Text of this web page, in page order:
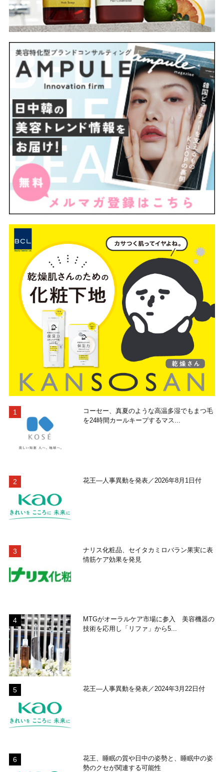
コーセー、真夏のような高温多湿でもまつ毛
を24時間カールキープするマス...
花王―人事異動を発表／2026年8月1日付
ナリス化粧品、セイタカミロバラン果実に表
情筋ケア効果を発見
MTGがオーラルケア市場に参入 美容機器の
技術を応用し「リファ」から5...
花王―人事異動を発表／2024年3月22日付
花王、睡眠の質や日中の姿勢と、睡眠中の姿
勢のクセが関連する可能性